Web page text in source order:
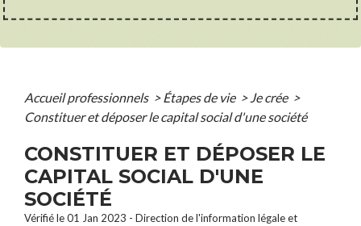
Accueil professionnels > Étapes de vie > Je crée >
Constituer et déposer le capital social d'une société
CONSTITUER ET DÉPOSER LE
CAPITAL SOCIAL D'UNE
SOCIÉTÉ
Vérifié le 01 Jan 2023 - Direction de l'information légale et